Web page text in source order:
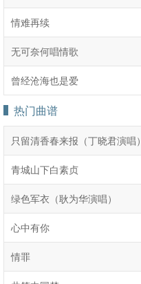
情难再续
无可奈何唱情歌
曾经沧海也是爱
热门曲谱
只留清香春来报（丁晓君演唱）
青城山下白素贞
绿色军衣（耿为华演唱）
心中有你
情罪